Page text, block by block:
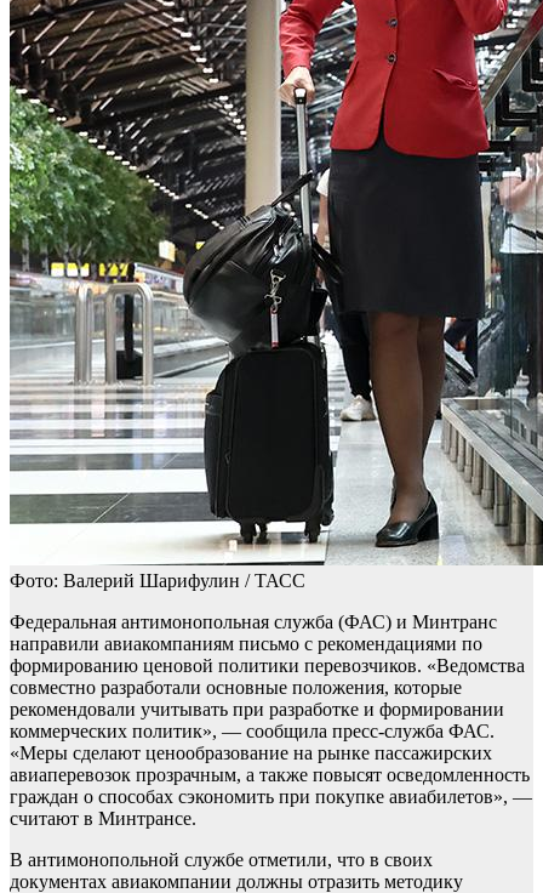
Фото: Валерий Шарифулин / ТАСС
Федеральная антимонопольная служба (ФАС) и Минтранс
направили авиакомпаниям письмо с рекомендациями по
формированию ценовой политики перевозчиков. «Ведомства
совместно разработали основные положения, которые
рекомендовали учитывать при разработке и формировании
коммерческих политик», — сообщила пресс-служба ФАС.
«Меры сделают ценообразование на рынке пассажирских
авиаперевозок прозрачным, а также повысят осведомленность
граждан о способах сэкономить при покупке авиабилетов», —
считают в Минтрансе.
В антимонопольной службе отметили, что в своих
документах авиакомпании должны отразить методику